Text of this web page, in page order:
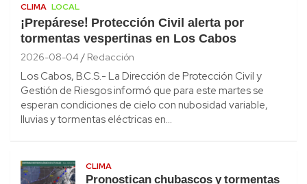
CLIMA LOCAL
¡Prepárese! Protección Civil alerta por
tormentas vespertinas en Los Cabos
2026-08-04 Redacción
Los Cabos, B.C.S.- La Dirección de Protección Civil y
Gestión de Riesgos informó que para este martes se
esperan condiciones de cielo con nubosidad variable,
lluvias y tormentas eléctricas en…
CLIMA